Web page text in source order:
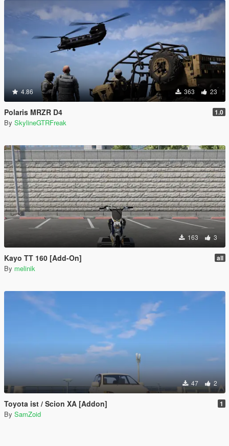
4.86 363 23
Polaris MRZR D4 1.0
By SkylineGTRFreak
163 3
Kayo TT 160 [Add-On] all
By melinik
47 2
Toyota ist / Scion XA [Addon] 1
By SamZoid